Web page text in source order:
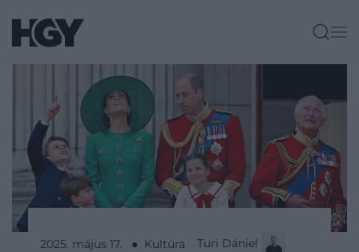
2025. május 17. ● Kultúra Turi Dániel